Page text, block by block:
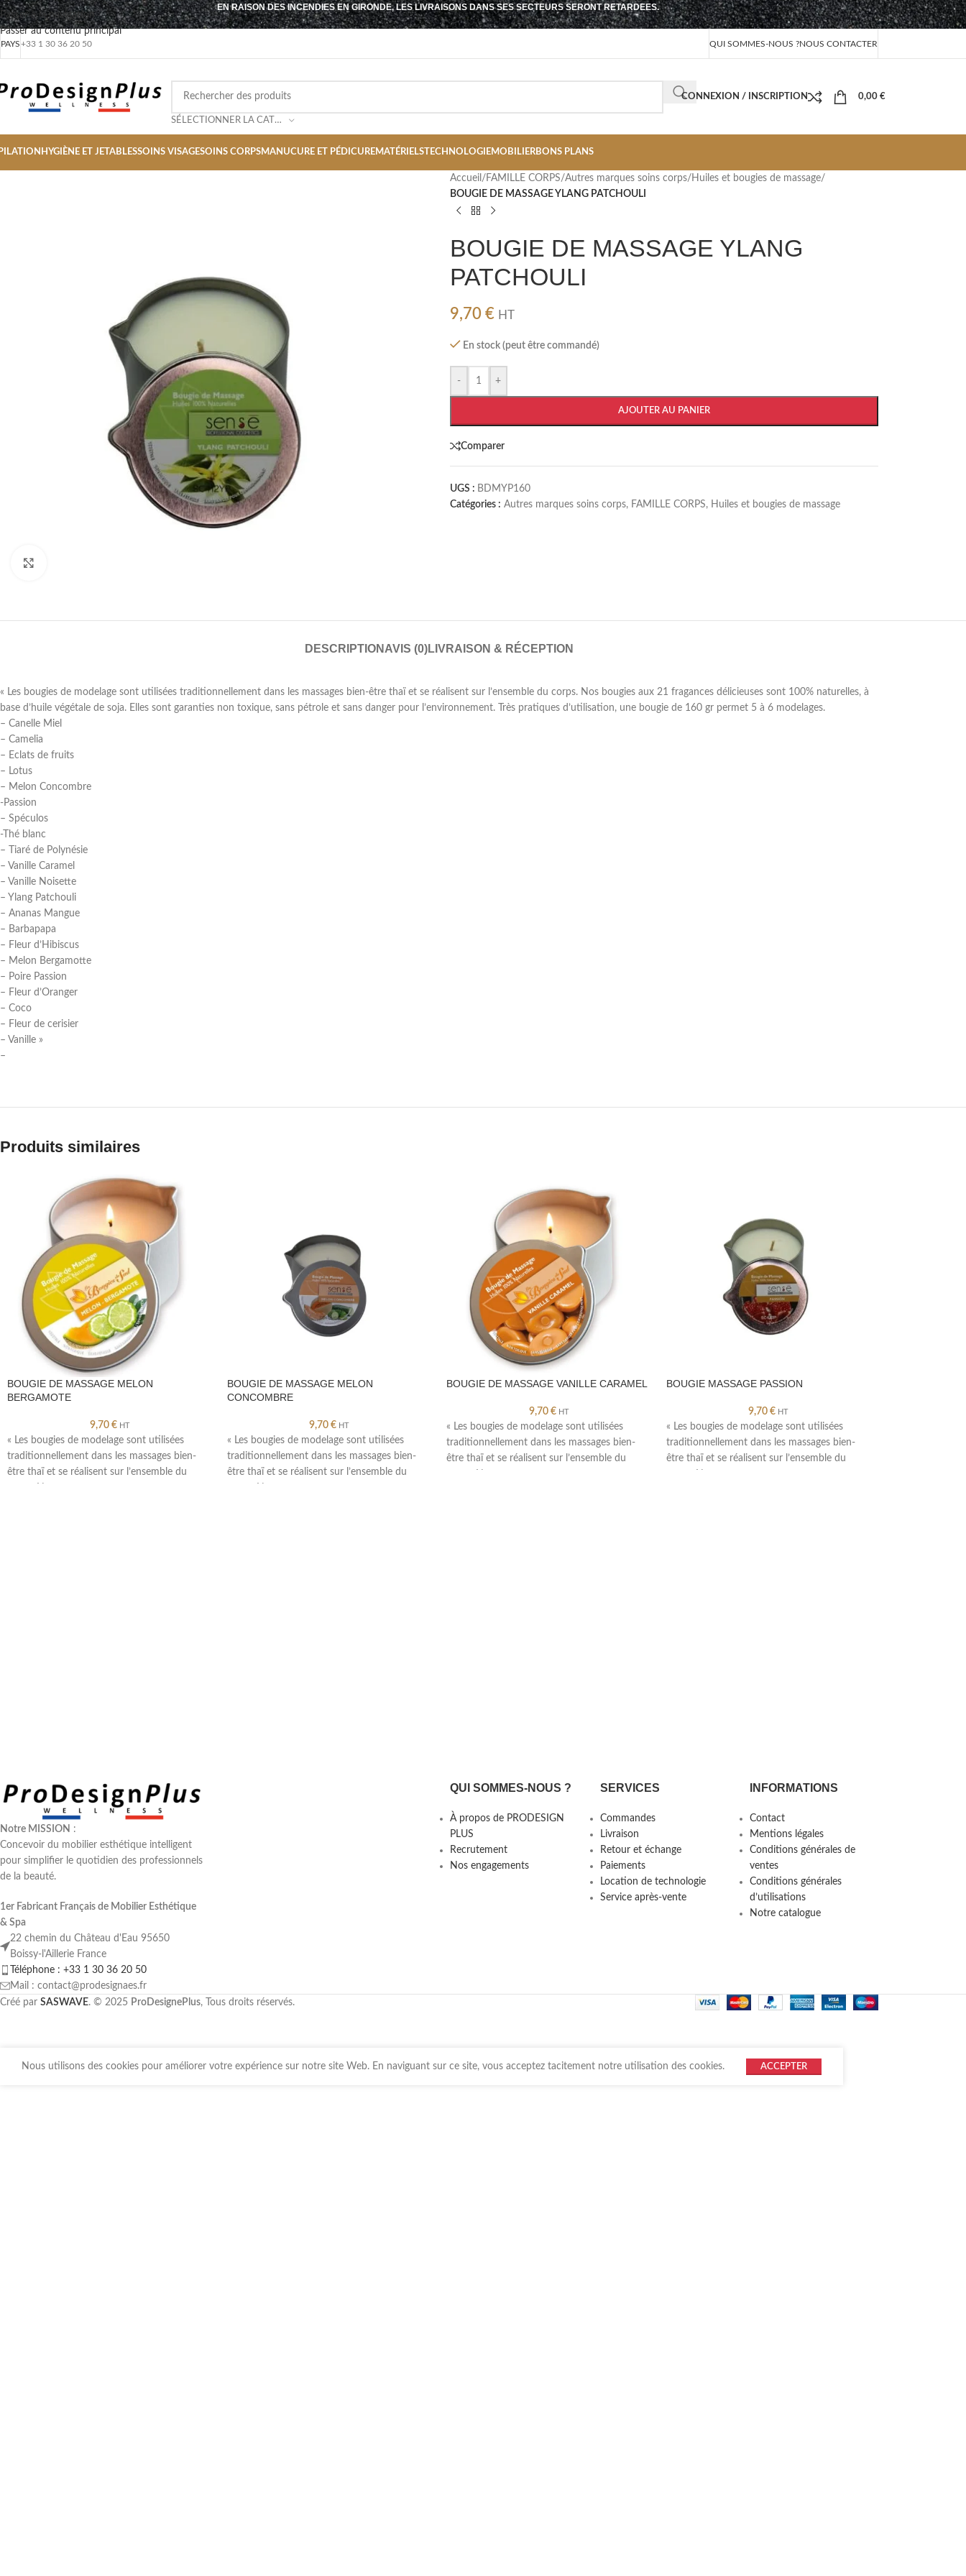
Passer à la navigation
Passer au contenu principal
EN RAISON DES INCENDIES EN GIRONDE, LES LIVRAISONS DANS SES SECTEURS SERONT RETARDEES.
PAYS+33 1 30 36 20 50 QUI SOMMES-NOUS ?NOUS CONTACTER
SÉLECTIONNER LA CATÉGORIE
CONNEXION / INSCRIPTION 0,00 €
HYGIÈNE ET JETABLESSOINS VISAGESOINS CORPSMANUCURE ET PÉDICUREMATÉRIELSTECHNOLOGIEMOBILIERBONS PLANS
Accueil / FAMILLE CORPS/Autres marques soins corps/ Huiles et bougies de massage/
BOUGIE DE MASSAGE YLANG PATCHOULI
BOUGIE DE MASSAGE YLANG
PATCHOULI
9,70 € HT
En stock (peut être commandé)
- +
AJOUTER AU PANIER
Comparer
UGS : BDMYP160
Catégories : Autres marques soins corps, FAMILLE CORPS, Huiles et bougies de massage
DESCRIPTION AVIS (0)LIVRAISON & RÉCEPTION
« Les bougies de modelage sont utilisées traditionnellement dans les massages bien-être thaï et se réalisent sur l’ensemble du corps. Nos bougies aux 21 fragances délicieuses sont 100% naturelles, à
base d’huile végétale de soja. Elles sont garanties non toxique, sans pétrole et sans danger pour l’environnement. Très pratiques d’utilisation, une bougie de 160 gr permet 5 à 6 modelages.
– Canelle Miel
– Camelia
– Eclats de fruits
– Lotus
– Melon Concombre
-Passion
– Spéculos
-Thé blanc
– Tiaré de Polynésie
– Vanille Caramel
– Vanille Noisette
– Ylang Patchouli
– Ananas Mangue
– Barbapapa
– Fleur d’Hibiscus
– Melon Bergamotte
– Poire Passion
– Fleur d’Oranger
– Coco
– Fleur de cerisier
– Vanille »
–
Produits similaires
BOUGIE DE MASSAGE MELON
BERGAMOTE
9,70 € HT
« Les bougies de modelage sont utilisées
traditionnellement dans les massages bien-
être thaï et se réalisent sur l’ensemble du
BOUGIE DE MASSAGE MELON
CONCOMBRE
9,70€ HT
« Les bougies de modelage sont utilisées
traditionnellement dans les massages bien-
être thaï et se réalisent sur l’ensemble du
BOUGIE DE MASSAGE VANILLE CARAMEL
9,70 € HT
« Les bougies de modelage sont utilisées
traditionnellement dans les massages bien-
être thaï et se réalisent sur l’ensemble du
BOUGIE MASSAGE PASSION
9,70€ HT
« Les bougies de modelage sont utilisées
traditionnellement dans les massages bien-
être thaï et se réalisent sur l’ensemble du
Notre MISSION :
Concevoir du mobilier esthétique intelligent
pour simplifier le quotidien des professionnels
de la beauté.
1er Fabricant Français de Mobilier Esthétique
& Spa
22 chemin du Château d'Eau 95650
Boissy-l'Aillerie France
Téléphone : +33 1 30 36 20 50
Mail : contact@prodesignaes.fr
QUI SOMMES-NOUS ?
À propos de PRODESIGN
PLUS
Recrutement
Nos engagements
SERVICES
Commandes
Livraison
Retour et échange
Paiements
Location de technologie
Service après-vente
INFORMATIONS
Contact
Mentions légales
Conditions générales de
ventes
Conditions générales
d’utilisations
Notre catalogue
Créé par SASWAVE. © 2025 ProDesignePlus, Tous droits réservés.
Nous utilisons des cookies pour améliorer votre expérience sur notre site Web. En naviguant sur ce site, vous acceptez tacitement notre utilisation des cookies. ACCEPTER